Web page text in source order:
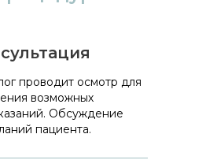
проводит осмотр для
возможных
Обсуждение
пациента.